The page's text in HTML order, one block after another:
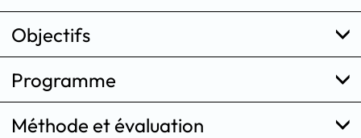
Objectifs
Programme
Méthode et évaluation